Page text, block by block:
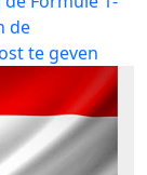
de
te geven